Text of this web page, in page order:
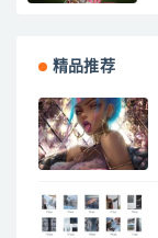
精品推荐